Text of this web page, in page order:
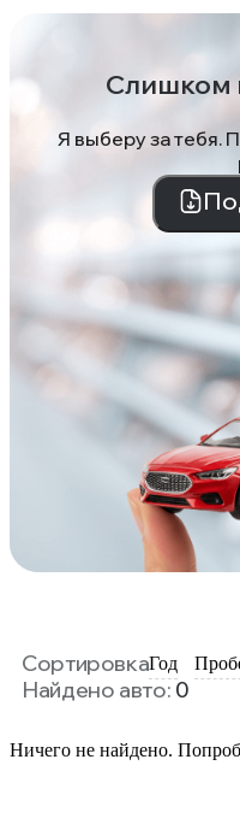
Слишком
Я выберу за
СортировкаГод
Найдено авто: 0
Ничего не найдено.